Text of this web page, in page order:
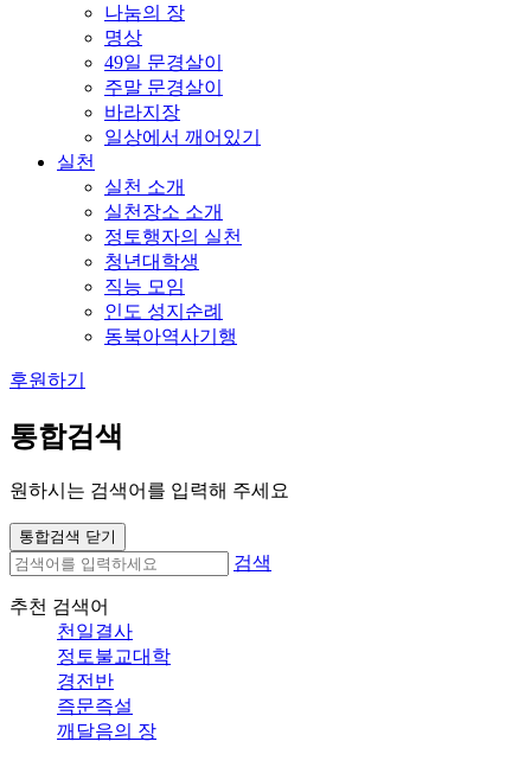
나눔의 장
명상
49일 문경살이
주말 문경살이
바라지장
일상에서 깨어있기
실천
실천 소개
실천장소 소개
정토행자의 실천
청년대학생
직능 모임
인도 성지순례
동북아역사기행
후원하기
통합검색
원하시는 검색어를 입력해 주세요
통합검색 닫기
검색
추천 검색어
천일결사
정토불교대학
경전반
즉문즉설
깨달음의 장